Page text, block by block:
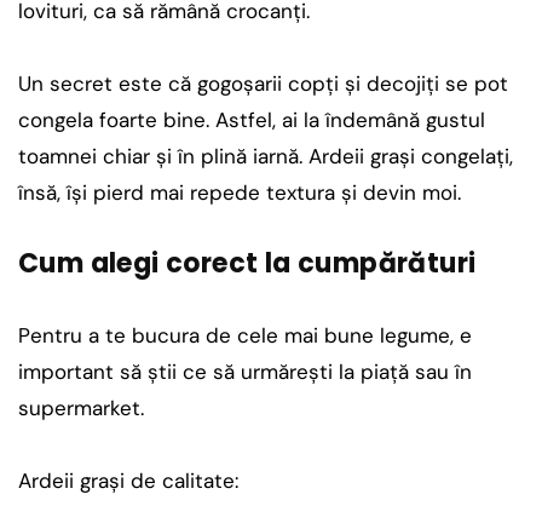
lovituri, ca să rămână crocanți.
Un secret este că gogoșarii copți și decojiți se pot
congela foarte bine. Astfel, ai la îndemână gustul
toamnei chiar și în plină iarnă. Ardeii grași congelați,
însă, își pierd mai repede textura și devin moi.
Cum alegi corect la cumpărături
Pentru a te bucura de cele mai bune legume, e
important să știi ce să urmărești la piață sau în
supermarket.
Ardeii grași de calitate: